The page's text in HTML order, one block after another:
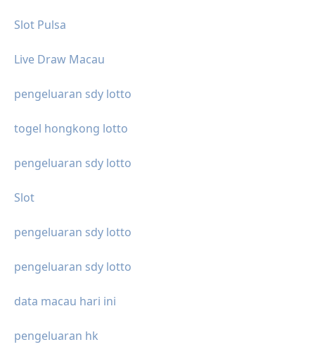
Slot Pulsa
Live Draw Macau
pengeluaran sdy lotto
togel hongkong lotto
pengeluaran sdy lotto
Slot
pengeluaran sdy lotto
pengeluaran sdy lotto
data macau hari ini
pengeluaran hk